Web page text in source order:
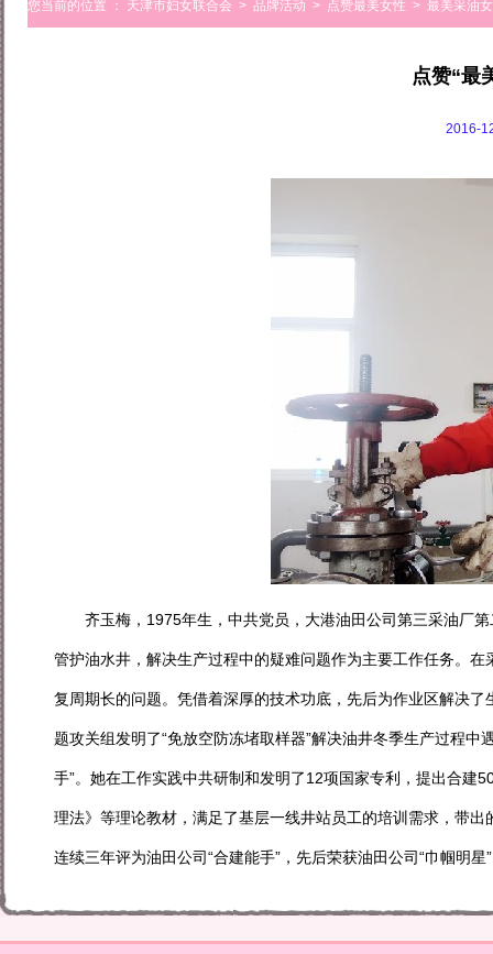
您当前的位置 ： 天津市妇女联合会 > 品牌活动 > 点赞最美女性 > 最美采油
点赞“最
2016-
齐玉梅，1975年生，中共党员，大港油田公司第三采油厂第
管护油水井，解决生产过程中的疑难问题作为主要工作任务。
复周期长的问题。凭借着深厚的技术功底，先后为作业区解决
题攻关组发明了“免放空防冻堵取样器”解决油井冬季生产过程
手”。她在工作实践中共研制和发明了12项国家专利，提出合建
理法》等理论教材，满足了基层一线井站员工的培训需求，带
连续三年评为油田公司“合建能手”，先后荣获油田公司“巾帼明